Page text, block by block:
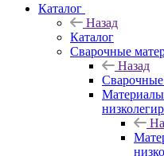
Каталог
Назад
Каталог
Сварочные
Назад
Материалы